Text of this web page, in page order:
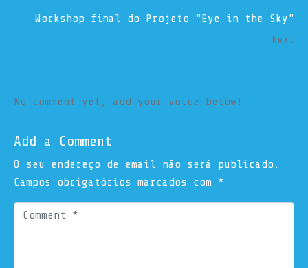
Workshop final do Projeto "Eye in the Sky"
Next
No comment yet, add your voice below!
Add a Comment
O seu endereço de email não será publicado.
Campos obrigatórios marcados com *